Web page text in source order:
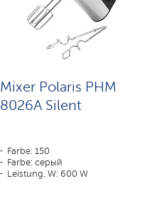
Mixer Polaris PHM
8026A Silent
Farbe: 150
Farbe: серый
Leistung, W: 600 W